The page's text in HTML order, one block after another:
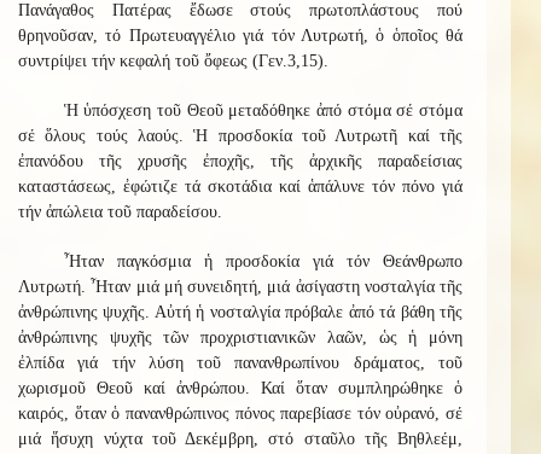
Πανάγαθος Πατέρας ἔδωσε στούς πρωτοπλάστους πού
θρηνοῦσαν, τό Πρωτευαγγέλιο γιά τόν Λυτρωτή, ὁ ὁποῖος θά
συντρίψει τήν κεφαλή τοῦ ὄφεως (Γεν.3,15).
Ἡ ὑπόσχεση τοῦ Θεοῦ μεταδόθηκε ἀπό στόμα σέ στόμα
σέ ὅλους τούς λαούς. Ἡ προσδοκία τοῦ Λυτρωτῆ καί τῆς
ἐπανόδου τῆς χρυσῆς ἐποχῆς, τῆς ἀρχικῆς παραδείσιας
καταστάσεως, ἐφώτιζε τά σκοτάδια καί ἁπάλυνε τόν πόνο γιά
τήν ἀπώλεια τοῦ παραδείσου.
Ἦταν παγκόσμια ἡ προσδοκία γιά τόν Θεάνθρωπο
Λυτρωτή. Ἦταν μιά μή συνειδητή, μιά ἀσίγαστη νοσταλγία τῆς
ἀνθρώπινης ψυχῆς. Αὐτή ἡ νοσταλγία πρόβαλε ἀπό τά βάθη τῆς
ἀνθρώπινης ψυχῆς τῶν προχριστιανικῶν λαῶν, ὡς ἡ μόνη
ἐλπίδα γιά τήν λύση τοῦ πανανθρωπίνου δράματος, τοῦ
χωρισμοῦ Θεοῦ καί ἀνθρώπου. Καί ὅταν συμπληρώθηκε ὁ
καιρός, ὅταν ὁ πανανθρώπινος πόνος παρεβίασε τόν οὐρανό, σέ
μιά ἥσυχη νύχτα τοῦ Δεκέμβρη, στό σταῦλο τῆς Βηθλεέμ,